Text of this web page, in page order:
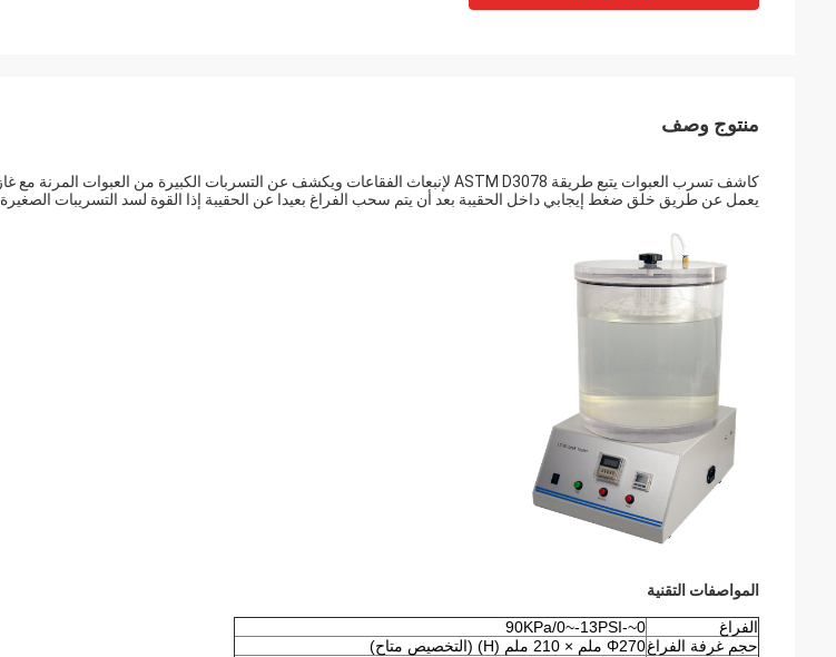
منتوج وصف
كاشف تسرب العبوات يتبع طريقة ASTM D3078 لإنبعاث الفقاعات ويكشف عن التسربات الكبيرة من العبوات المرنة مع غاز الفضاء الرئيسي.
يعمل عن طريق خلق ضغط إيجابي داخل الحقيبة بعد أن يتم سحب الفراغ بعيدا عن الحقيبة إذا القوة لسد التسريبات الصغيرة.
المواصفات التقنية
الفراغ
0~-90KPa/0~-13PSI
حجم غرفة الفراغΦ270 ملم × 210 ملم (H) (التخصيص متاح)